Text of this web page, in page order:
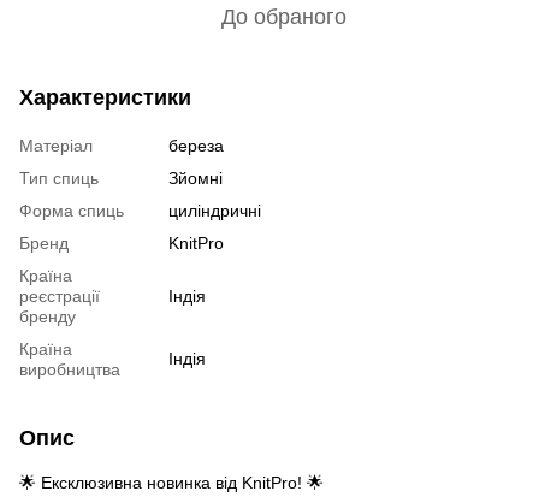
До обраного
Характеристики
Матеріал
береза
Тип спиць
Зйомні
Форма спиць
циліндричні
Бренд
KnitPro
Країна
реєстрації
бренду
Індія
Країна
виробництва
Індія
Опис
🌟 Ексклюзивна новинка від KnitPro! 🌟